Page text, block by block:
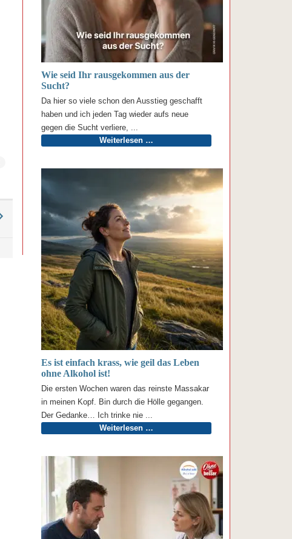
Wie seid Ihr rausgekommen aus der
Sucht?
Da hier so viele schon den Ausstieg geschafft
haben und ich jeden Tag wieder aufs neue
gegen die Sucht verliere, ...
Weiterlesen …
Es ist einfach krass, wie geil das Leben
ohne Alkohol ist!
Die ersten Wochen waren das reinste Massakar
in meinen Kopf. Bin durch die Hölle gegangen.
Der Gedanke… Ich trinke nie ...
Weiterlesen …